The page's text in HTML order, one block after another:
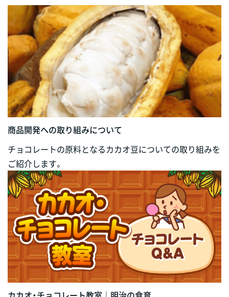
商品開発への取り組みについて
チョコレートの原料となるカカオ豆についての取り組みを
ご紹介します。